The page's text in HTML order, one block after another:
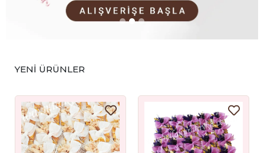
YENİ ÜRÜNLER